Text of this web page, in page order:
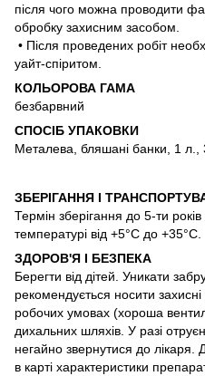
після чого можна проводити
обробку захисним засобом.
• Після проведених робіт
уайт-спіритом.
КОЛЬОРОВА ГАМА
безбарвний
СПОСІБ УПАКОВКИ
Металева, бляшані банки, 1 л.,
ЗБЕРІГАННЯ І
Термін зберігання до 5-ти
температурі від +5°С до +35°C.
ЗДОРОВ'Я І БЕЗПЕКА
Берегти від дітей. Уникати
рекомендується носити
робочих умовах (хороша
дихальних шляхів. У разі
негайно звернутися до лікаря.
в карті характеристики